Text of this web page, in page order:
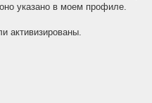
указано в моем профиле.
активизированы.